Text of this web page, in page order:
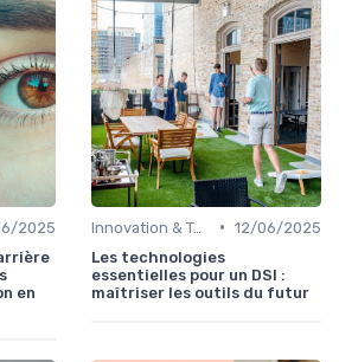
2025
en
Innovation & Tendances • 12/06/2025
Les technologies
essentielles pour un DSI :
maîtriser les outils du futur